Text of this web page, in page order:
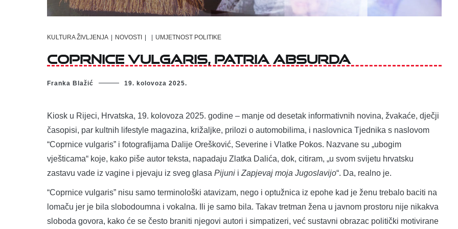
KULTURA ŽIVLJENJA NOVOSTI UMJETNOST POLITIKE
Coprnice vulgaris, patria absurda
Franka Blažić 19. kolovoza 2025.
Kiosk u Rijeci, Hrvatska, 19. kolovoza 2025. godine – manje od desetak informativnih novina, žvakaće, dječji
časopisi, par kultnih lifestyle magazina, križaljke, prilozi o automobilima, i naslovnica Tjednika s naslovom
“Coprnice vulgaris” i fotografijama Dalije Orešković, Severine i Vlatke Pokos. Nazvane su „ubogim
vješticama“ koje, kako piše autor teksta, napadaju Zlatka Dalića, dok, citiram, „u svom svijetu hrvatsku
zastavu vade iz vagine i pjevaju iz sveg glasa Pijuni i Zapjevaj moja Jugoslavijo“. Da, realno je.
“Coprnice vulgaris” nisu samo terminološki atavizam, nego i optužnica iz epohe kad je ženu trebalo baciti na
lomaču jer je bila slobodoumna i vokalna. Ili je samo bila. Takav tretman žena u javnom prostoru nije nikakva
sloboda govora, kako će se često braniti njegovi autori i simpatizeri, već sustavni obrazac politički motivirane